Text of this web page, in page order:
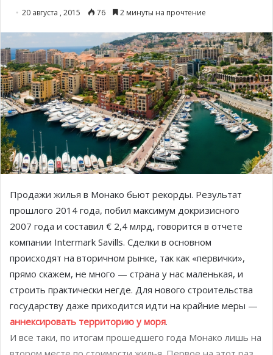
20 августа , 2015 76 2 минуты на прочтение
Продажи жилья в Монако бьют рекорды. Результат
прошлого 2014 года, побил максимум докризисного
2007 года и составил € 2,4 млрд, говорится в отчете
компании Intermark Savills. Сделки в основном
происходят на вторичном рынке, так как «первички»,
прямо скажем, не много — страна у нас маленькая, и
строить практически негде. Для нового строительства
государству даже приходится идти на крайние меры —
аннексировать территорию у моря.
И все таки, по итогам прошедшего года Монако лишь на